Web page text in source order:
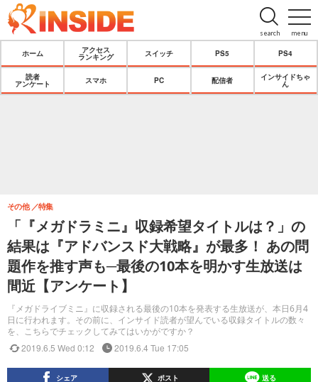
menu
search
ホーム
アクセス
ランキング
スイッチ PS5 PS4
読者
アンケート
スマホ PC 配信者
インサイドちゃ
ん
「『メガドラミニ』収録希望タイトルは？」の
結果は『アドバンスド大戦略』が最多！ あの問
題作を推す声も─最後の10本を明かす生放送は
間近【アンケート】
『メガドライブミニ』に収録される最後の10本を発表する生放送が、本日6月4
日に行われます。その前に、インサイド読者が望んでいる収録タイトルの数々
を、こちらでチェックしてみてはいかがですか？
その他 特集
2019.6.5 Wed 0:12 2019.6.4 Tue 17:05
シェア ポスト 送る